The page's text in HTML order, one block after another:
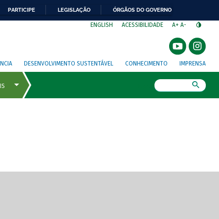
PARTICIPE LEGISLAÇÃO ÓRGÃOS DO GOVERNO
ENGLISH ACESSIBILIDADE A+ A-
DESENVOLVIMENTO SUSTENTÁVEL CONHECIMENTO IMPRENSA
de tela